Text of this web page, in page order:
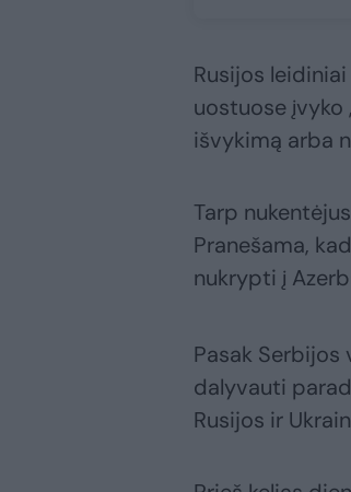
Rusijos
uostuose
išvykimą arba
Tarp
Pranešama,
nukrypti į
Pasak Serbijos
dalyvauti
Rusijos ir